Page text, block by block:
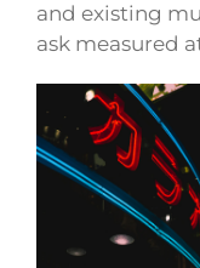
and existing
ask measured